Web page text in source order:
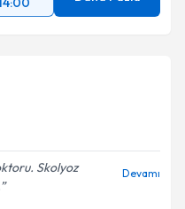
Skolyoz
Devamı